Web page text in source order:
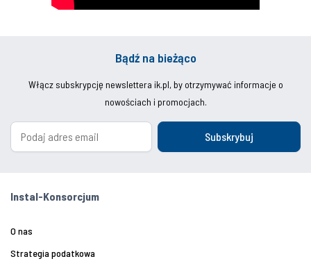
Bądź na bieżąco
Włącz subskrypcję newslettera ik.pl, by otrzymywać informacje o
nowościach i promocjach.
Subskrybuj
Instal-Konsorcjum
O nas
Strategia podatkowa